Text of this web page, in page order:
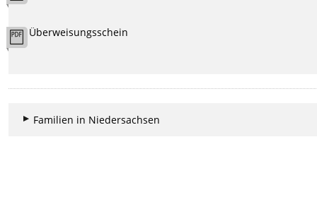
Überweisungsschein
Familien in Niedersachsen